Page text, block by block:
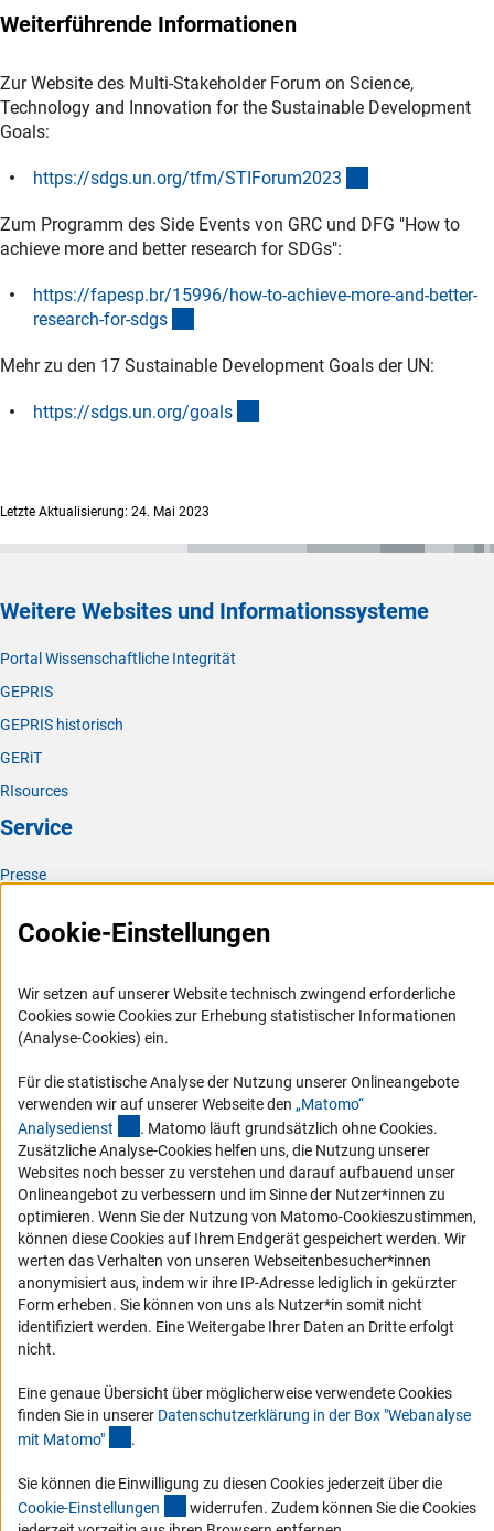
Weiterführende Informationen
Zur Website des Multi-Stakeholder Forum on Science,
Technology and Innovation for the Sustainable Development
Goals:
https://sdgs.un.org/tfm/STIForum2023
Zum Programm des Side Events von GRC und DFG "How to
achieve more and better research for SDGs":
https://fapesp.br/15996/how-to-achieve-more-and-better-
research-for-sdgs
Mehr zu den 17 Sustainable Development Goals der UN:
https://sdgs.un.org/goals
Letzte Aktualisierung: 24. Mai 2023
Weitere Websites und Informationssysteme
Portal Wissenschaftliche Integrität
GEPRIS
GEPRIS historisch
GERiT
RIsources
Service
Presse
Karriere
RSS-Feeds
Compliance
Vergabeverfahren
Barrierefreiheit
Service und Informationen für Menschen mit Behinderungen
Erklärung zur Barrierefreiheit
Barriere melden
DFG-aktuell
Erhalten Sie Neuigkeiten aus der DFG direkt in Ihr Mailpostfach oder
schauen Sie sich die Ausgaben online an.
Zum Newsletter
Impressum Datenschutz Cookie-Einstellungen
Kontakt
Cookie-Einstellungen
Wir setzen auf unserer Website technisch zwingend erforderliche
Cookies sowie Cookies zur Erhebung statistischer Informationen
(Analyse-Cookies) ein.
Für die statistische Analyse der Nutzung unserer Onlineangebote
verwenden wir auf unserer Webseite den „Matomo“
Analysedienst (externer Link)
. Matomo läuft grundsätzlich ohne Cookies.
Zusätzliche Analyse-Cookies helfen uns, die Nutzung unserer
Websites noch besser zu verstehen und darauf aufbauend unser
Onlineangebot zu verbessern und im Sinne der Nutzer*innen zu
optimieren. Wenn Sie der Nutzung von Matomo-Cookieszustimmen,
können diese Cookies auf Ihrem Endgerät gespeichert werden. Wir
werten das Verhalten von unseren Webseitenbesucher*innen
anonymisiert aus, indem wir ihre IP-Adresse lediglich in gekürzter
Form erheben. Sie können von uns als Nutzer*in somit nicht
identifiziert werden. Eine Weitergabe Ihrer Daten an Dritte erfolgt
nicht.
Eine genaue Übersicht über möglicherweise verwendete Cookies
finden Sie in unserer Datenschutzerklärung in der Box "Webanalyse
mit Matomo" .
Sie können die Einwilligung zu diesen Cookies jederzeit über die
Cookie-Einstellungen (interner Link)
widerrufen. Zudem können Sie die Cookies